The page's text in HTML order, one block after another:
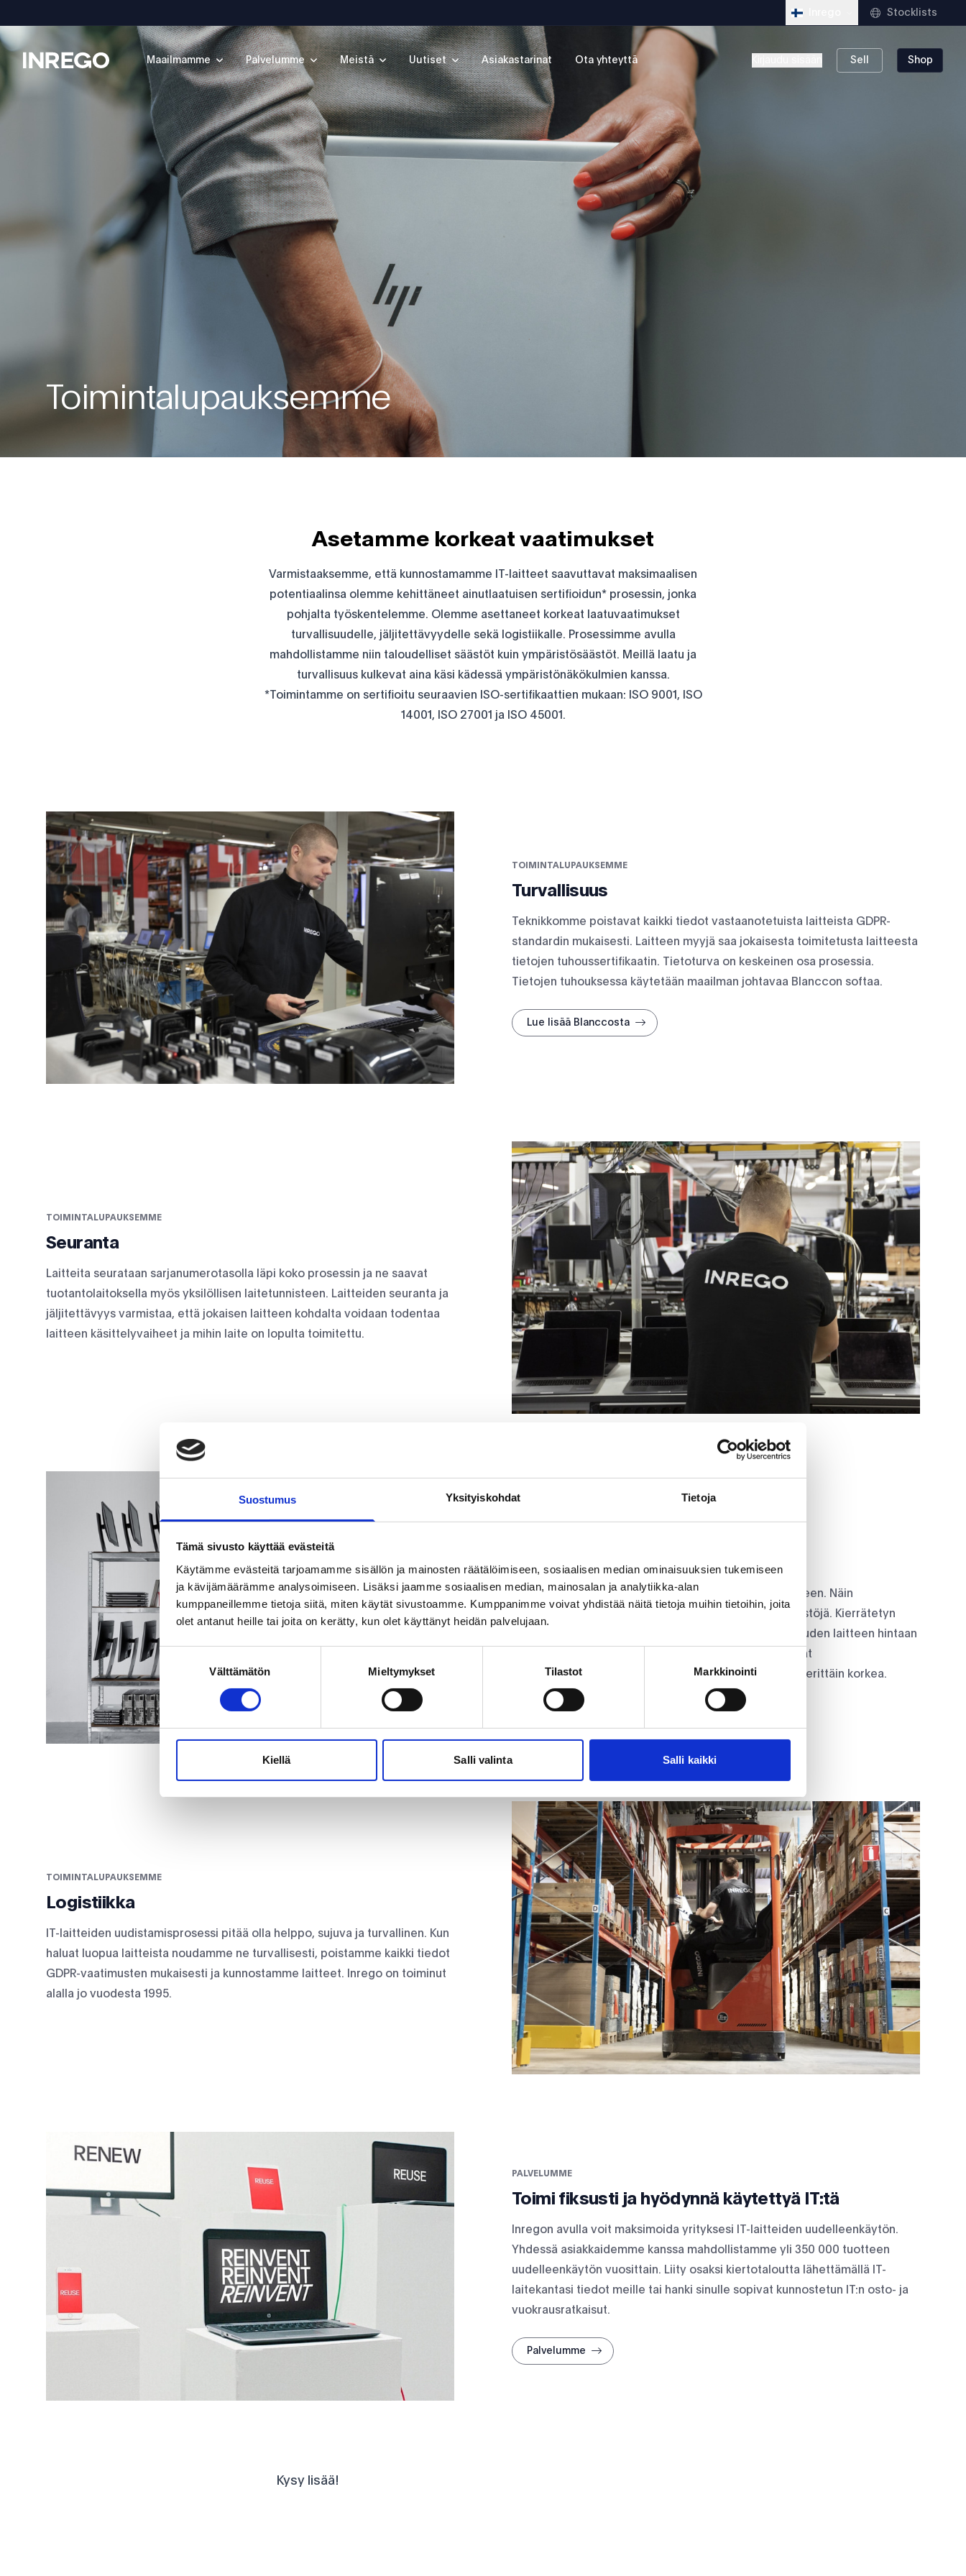
Suostumus Yksityiskohdat Tietoja
Tämä sivusto käyttää evästeitä
Käytämme evästeitä tarjoamamme sisällön ja mainosten räätälöimiseen, sosiaalisen median ominaisuuksien tukemiseen
ja kävijämäärämme analysoimiseen. Lisäksi jaamme sosiaalisen median, mainosalan ja analytiikka-alan
kumppaneillemme tietoja siitä, miten käytät sivustoamme. Kumppanimme voivat yhdistää näitä tietoja muihin tietoihin, joita
olet antanut heille tai joita on kerätty, kun olet käyttänyt heidän palvelujaan.
Suostumuksen
Välttämätön Mieltymykset Tilastot Markkinointi
Kiellä Salli valinta Salli kaikki
Stocklists
Inrego Maailmamme Palvelumme Meistä Uutiset Asiakastarinat Ota yhteyttä Sell Shop
Toimintalupauksemme
Asetamme korkeat vaatimukset
Varmistaaksemme, että kunnostamamme IT-laitteet saavuttavat maksimaalisen
potentiaalinsa olemme kehittäneet ainutlaatuisen sertifioidun* prosessin, jonka
pohjalta työskentelemme. Olemme asettaneet korkeat laatuvaatimukset
turvallisuudelle, jäljitettävyydelle sekä logistiikalle. Prosessimme avulla
mahdollistamme niin taloudelliset säästöt kuin ympäristösäästöt. Meillä laatu ja
turvallisuus kulkevat aina käsi kädessä ympäristönäkökulmien kanssa.
*Toimintamme on sertifioitu seuraavien ISO-sertifikaattien mukaan: ISO 9001, ISO
14001, ISO 27001 ja ISO 45001.
TOIMINTALUPAUKSEMME
Turvallisuus
Teknikkomme poistavat kaikki tiedot vastaanotetuista laitteista GDPR-
standardin mukaisesti. Laitteen myyjä saa jokaisesta toimitetusta laitteesta
tietojen tuhoussertifikaatin. Tietoturva on keskeinen osa prosessia.
Tietojen tuhouksessa käytetään maailman johtavaa Blanccon softaa.
Lue lisää Blanccosta
TOIMINTALUPAUKSEMME
Seuranta
Laitteita seurataan sarjanumerotasolla läpi koko prosessin ja ne saavat
tuotantolaitoksella myös yksilöllisen laitetunnisteen. Laitteiden seuranta ja
jäljitettävyys varmistaa, että jokaisen laitteen kohdalta voidaan todentaa
laitteen käsittelyvaiheet ja mihin laite on lopulta toimitettu.
Talous
Nykyään lähes kaikki IT-laitteet voidaan käyttää uudelleen. Näin
saavutetaan sekä taloudellisia että ympäristöllisiä säästöjä. Kierrätetyn
elektroniikan ostajana säästät noin 40-50 prosenttia uuden laitteen hintaan
verrattuna. Kaikki käsittelemämme IT-laitteet läpikäyvät
uudelleenkäyttöprosessimme, jonka laatuvaatimus on erittäin korkea.
TOIMINTALUPAUKSEMME
Logistiikka
IT-laitteiden uudistamisprosessi pitää olla helppo, sujuva ja turvallinen. Kun
haluat luopua laitteista noudamme ne turvallisesti, poistamme kaikki tiedot
GDPR-vaatimusten mukaisesti ja kunnostamme laitteet. Inrego on toiminut
alalla jo vuodesta 1995.
PALVELUMME
Toimi fiksusti ja hyödynnä käytettyä IT:tä
Inregon avulla voit maksimoida yrityksesi IT-laitteiden uudelleenkäytön.
Yhdessä asiakkaidemme kanssa mahdollistamme yli 350 000 tuotteen
uudelleenkäytön vuosittain. Liity osaksi kiertotaloutta lähettämällä IT-
laitekantasi tiedot meille tai hanki sinulle sopivat kunnostetun IT:n osto- ja
vuokrausratkaisut.
Palvelumme
Kysy lisää!